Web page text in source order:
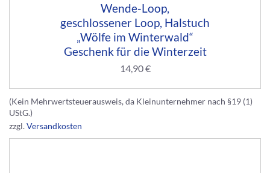
Wende-Loop,
geschlossener Loop, Halstuch
„Wölfe im Winterwald“
Geschenk für die Winterzeit
14,90€
(Kein Mehrwertsteuerausweis, da Kleinunternehmer nach §19 (1)
UStG.)
zzgl.Versandkosten